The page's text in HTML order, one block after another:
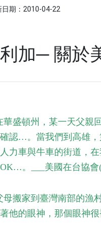
日期：2010-04-22
加─ 關於
華盛頓州，某一天父
認…。當我們到高雄
力車與牛車的街道，
。___美國在台協
搬家到臺灣南部的漁
他的眼神，那個眼神